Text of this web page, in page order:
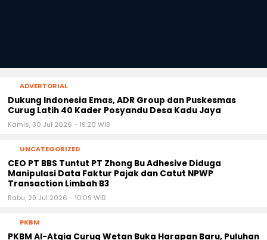
ADVERTORIAL
‎Dukung Indonesia Emas, ADR Group dan Puskesmas
Curug Latih 40 Kader Posyandu Desa Kadu Jaya‎
Kamis, 30 Jul 2026 - 19:20 WIB
UNCATEGORIZED
CEO PT BBS Tuntut PT Zhong Bu Adhesive Diduga
Manipulasi Data Faktur Pajak dan Catut NPWP
Transaction Limbah B3
Rabu, 29 Jul 2026 - 10:09 WIB
PKBM
PKBM Al-Atqia Curug Wetan Buka Harapan Baru, Puluhan